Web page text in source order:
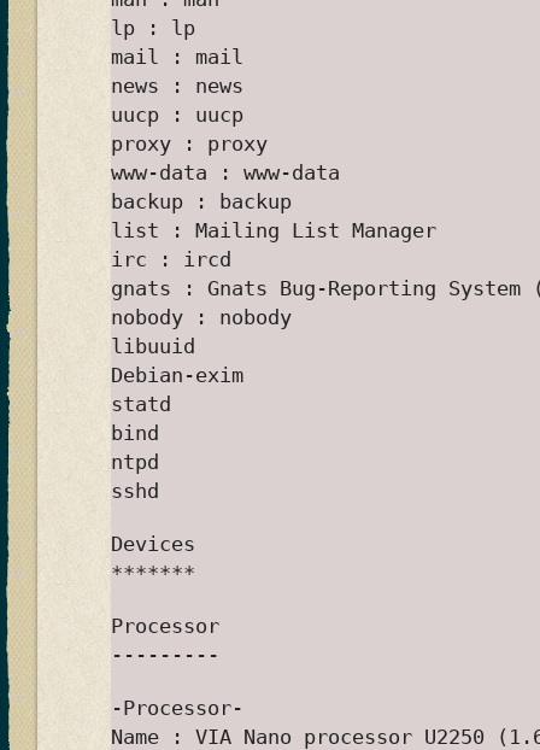
lp : lp
mail : mail
news : news
uucp : uucp
proxy : proxy
www-data : www-data
backup : backup
list : Mailing List Manager
irc : ircd
gnats : Gnats Bug-Reporting System
nobody : nobody
libuuid
Debian-exim
statd
bind
ntpd
sshd
Devices
*******
Processor
---------
-Processor-
Name : VIA Nano processor U2250